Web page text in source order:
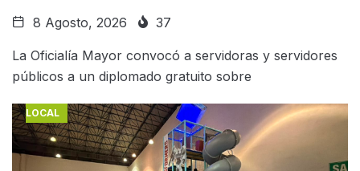
8 Agosto, 2026 37
La Oficialía Mayor convocó a servidoras y servidores
públicos a un diplomado gratuito sobre
LOCAL